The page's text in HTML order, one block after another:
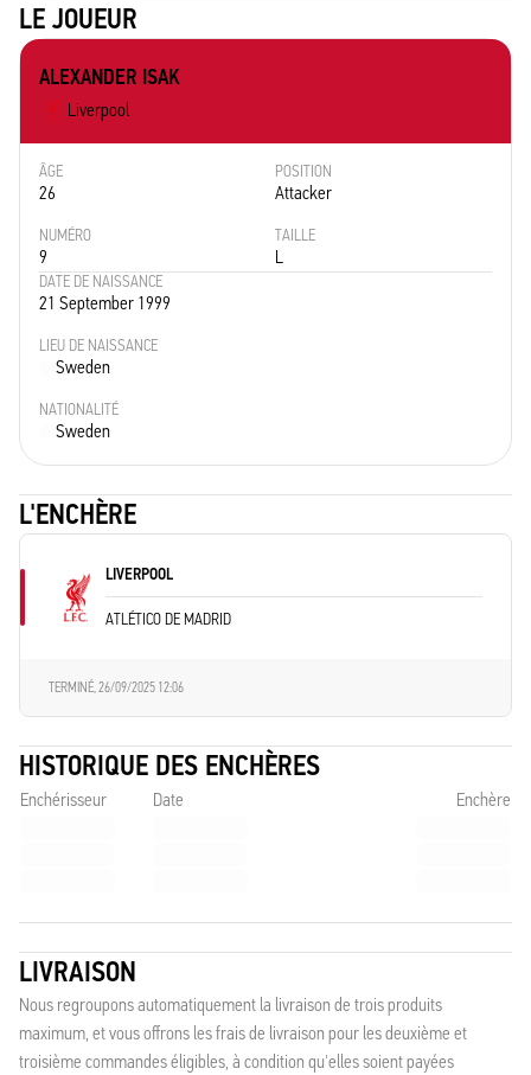
LE JOUEUR
ALEXANDER ISAK
Liverpool
ÂGE
26
POSITION
Attacker
NUMÉRO
9
TAILLE
L
DATE DE NAISSANCE
21 September 1999
LIEU DE NAISSANCE
Sweden
NATIONALITÉ
Sweden
L'ENCHÈRE
LIVERPOOL
ATLÉTICO DE MADRID
TERMINÉ,26/09/2025 12:06
HISTORIQUE DES ENCHÈRES
Enchérisseur Date Enchère
LIVRAISON
Nous regroupons automatiquement la livraison de trois produits
maximum, et vous offrons les frais de livraison pour les deuxième et
troisième commandes éligibles, à condition qu'elles soient payées